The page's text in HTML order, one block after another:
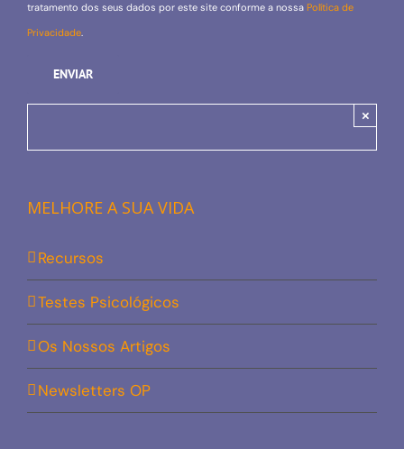
tratamento dos seus dados por este site conforme a nossa Política de
Privacidade.
×
MELHORE A SUA VIDA
Recursos
Testes Psicológicos
Os Nossos Artigos
Newsletters OP